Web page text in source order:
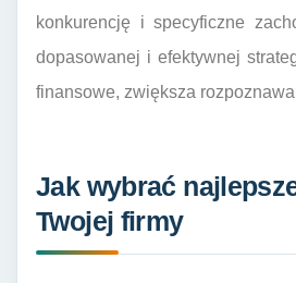
konkurencję i specyficzne
dopasowanej i efektywnej
finansowe, zwiększa
Jak wybrać
Twojej firmy